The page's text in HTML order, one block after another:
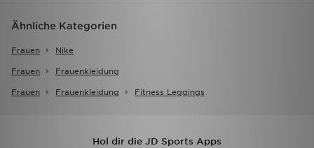
Ähnliche Kategorien
Frauen Nike
Frauen Frauenkleidung
Frauen Frauenkleidung Fitness Leggings
Hol dir die JD Sports Apps